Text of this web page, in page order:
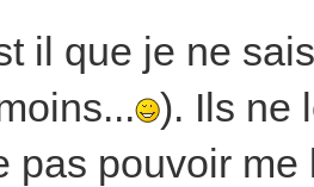
il que je ne
). Ils ne
pas pouvoir me